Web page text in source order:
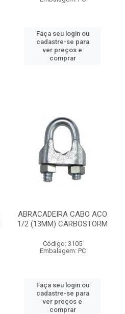
Faça seu login ou
cadastre-se para
ver preços e
comprar
ABRACADEIRA CABO ACO
1/2 (13MM) CARBOSTORM
Código: 3105
Embalagem: PC
Faça seu login ou
cadastre-se para
ver preços e
comprar